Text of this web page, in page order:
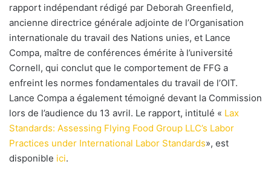
rapport indépendant rédigé par Deborah Greenfield,
ancienne directrice générale adjointe de l’Organisation
internationale du travail des Nations unies, et Lance
Compa, maître de conférences émérite à l’université
Cornell, qui conclut que le comportement de FFG a
enfreint les normes fondamentales du travail de l’OIT.
Lance Compa a également témoigné devant la Commission
lors de l’audience du 13 avril. Le rapport, intitulé « Lax
Standards: Assessing Flying Food Group LLC’s Labor
Practices under International Labor Standards», est
disponible ici.